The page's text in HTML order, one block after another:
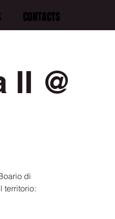
CONTACTS
II @
di
territorio: